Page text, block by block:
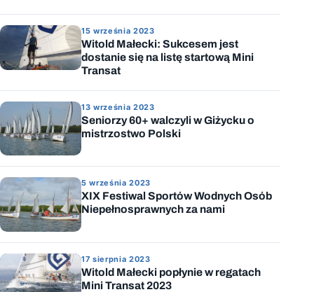
15 września 2023
Witold Małecki: Sukcesem jest
dostanie się na listę startową Mini
Transat
13 września 2023
Seniorzy 60+ walczyli w Giżycku o
mistrzostwo Polski
5 września 2023
XIX Festiwal Sportów Wodnych Osób
Niepełnosprawnych za nami
17 sierpnia 2023
Witold Małecki popłynie w regatach
Mini Transat 2023